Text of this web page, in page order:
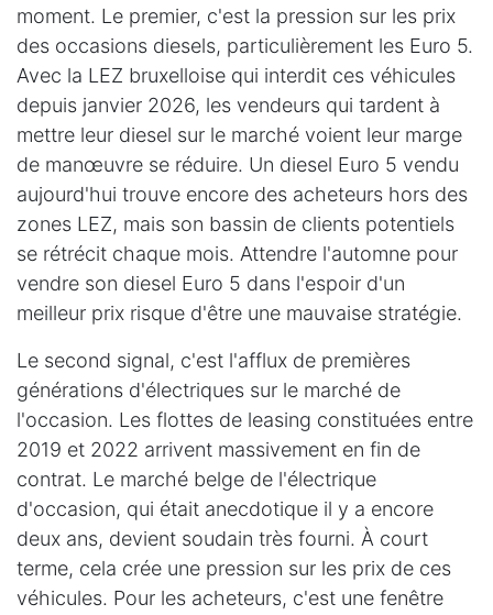
moment. Le premier, c'est la pression sur les prix
des occasions diesels, particulièrement les Euro 5.
Avec la LEZ bruxelloise qui interdit ces véhicules
depuis janvier 2026, les vendeurs qui tardent à
mettre leur diesel sur le marché voient leur marge
de manœuvre se réduire. Un diesel Euro 5 vendu
aujourd'hui trouve encore des acheteurs hors des
zones LEZ, mais son bassin de clients potentiels
se rétrécit chaque mois. Attendre l'automne pour
vendre son diesel Euro 5 dans l'espoir d'un
meilleur prix risque d'être une mauvaise stratégie.
Le second signal, c'est l'afflux de premières
générations d'électriques sur le marché de
l'occasion. Les flottes de leasing constituées entre
2019 et 2022 arrivent massivement en fin de
contrat. Le marché belge de l'électrique
d'occasion, qui était anecdotique il y a encore
deux ans, devient soudain très fourni. À court
terme, cela crée une pression sur les prix de ces
véhicules. Pour les acheteurs, c'est une fenêtre